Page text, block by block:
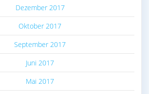
Dezember 2017
Oktober 2017
September 2017
Juni 2017
Mai 2017